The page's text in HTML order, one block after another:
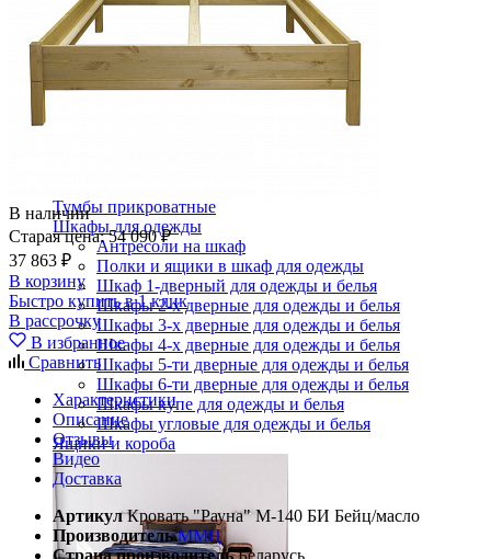
Зеркала
Комоды
Кровати двуспальные
Кровати металлические
Кровати односпальные
Тумбы прикроватные
Шкафы для одежды
Антресоли на шкаф
Полки и ящики в шкаф для одежды
Шкаф 1-дверный для одежды и белья
Шкафы 2-х дверные для одежды и белья
Шкафы 3-х дверные для одежды и белья
Шкафы 4-х дверные для одежды и белья
Шкафы 5-ти дверные для одежды и белья
Шкафы 6-ти дверные для одежды и белья
Шкафы купе для одежды и белья
Шкафы угловые для одежды и белья
Ящики и короба
В наличии
Старая цена:54 090 ₽
37 863 ₽
В корзину
Быстро купить в 1 клик
В рассрочку
В избранное
Сравнить
Характеристики
Описание
Отзывы
Видео
Доставка
Артикул Кровать "Рауна" М-140 БИ Бейц/масло
Производитель ММЦ